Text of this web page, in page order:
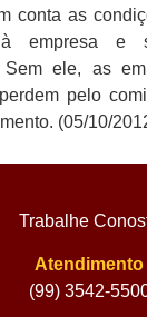
conta as
à empresa e
Sem ele, as
pelo
(05/10/
Trabalhe
Atendimento
(99) 3542-